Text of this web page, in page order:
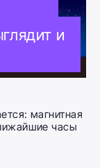
и
магнитная
часы